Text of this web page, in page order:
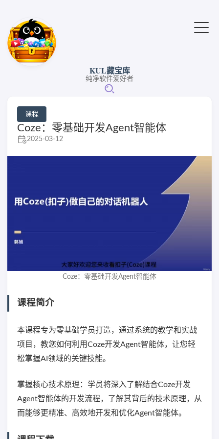
KUL藏宝库
纯净软件爱好者
课程
Coze：零基础开发Agent智能体
2025-03-12
Coze：零基础开发Agent智能体
课程简介
本课程专为零基础学员打造，通过系统的教学和实战
项目，教您如何利用Coze开发Agent智能体，让您轻
松掌握AI领域的关键技能。
掌握核心技术原理：学员将深入了解结合Coze开发
Agent智能体的开发流程，了解其背后的技术原理，从
而能够更精准、高效地开发和优化Agent智能体。